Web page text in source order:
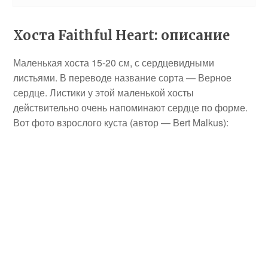
Хоста Faithful Heart: описание
Маленькая хоста 15-20 см, с сердцевидными
листьями. В переводе название сорта — Верное
сердце. Листики у этой маленькой хосты
действительно очень напоминают сердце по форме.
Вот фото взрослого куста (автор — Bert Malkus):